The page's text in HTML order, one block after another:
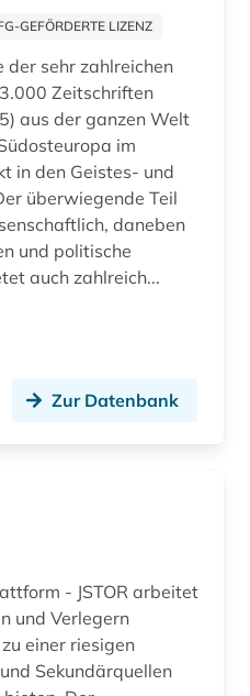
bergbaunachfolgelandschaft (1)
Mecklenburg-Vorpommern (1)
GEFÖRDERTE LIZENZ
der sehr zahlreichen
Zeitschriften
aus der ganzen Welt
im
in den Geistes- und
überwiegende Teil
daneben
und politische
bietet auch zahlreich...
Zur Datenbank
- JSTOR arbeitet
und Verlegern
einer riesigen
Sekundärquellen